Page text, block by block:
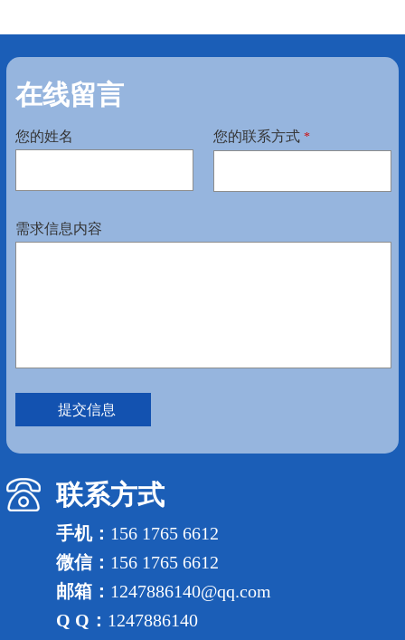
在线留言
您的姓名 您的联系方式*
需求信息内容
联系方式
手机： 156 1765 6612
微信： 156 1765 6612
邮箱： 1247886140@qq.com
Q Q： 1247886140